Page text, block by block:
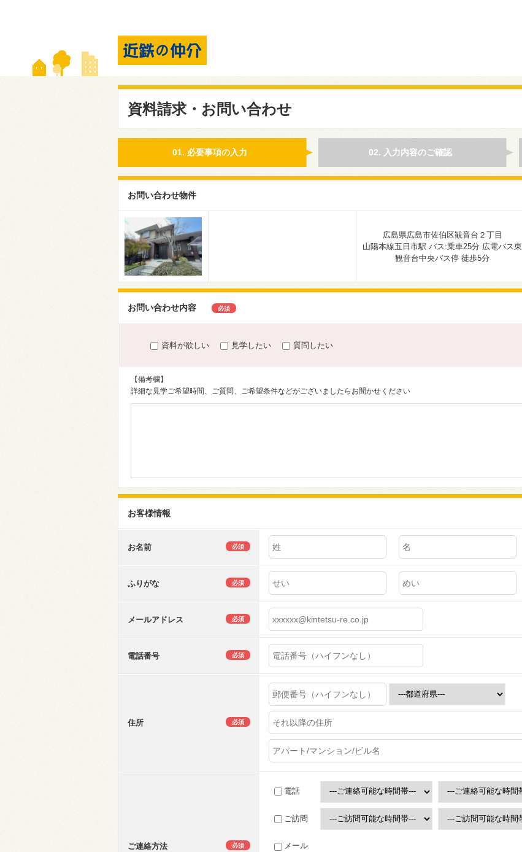
資料請求・お問い合わせ
01. 必要事項の入力 02. 入力内容のご確認
お問い合わせ物件
広島県広島市佐伯区観音台２丁目
山陽本線五日市駅 バス:乗車25分 広電バス東
観音台中央バス停 徒歩5分
お問い合わせ内容 必須
資料が欲しい 見学したい 質問したい
【備考欄】
詳細な見学ご希望時間、ご質問、ご希望条件などがございましたらお聞かせください
お客様情報
お名前 必須
ふりがな 必須
メールアドレス 必須
電話番号 必須
住所 必須
ご連絡方法 必須
電話
ご訪問
メール